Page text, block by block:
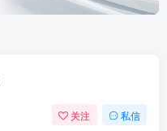
关注 私信